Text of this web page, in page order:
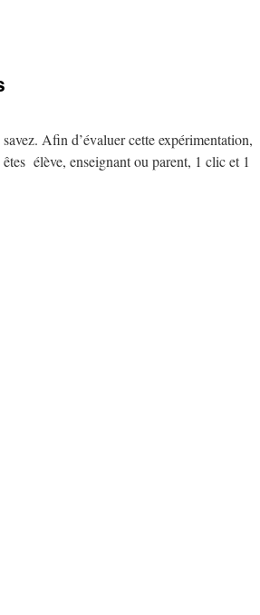
Afin d’évaluer cette expérimentation,
élève, enseignant ou parent, 1 clic et 1